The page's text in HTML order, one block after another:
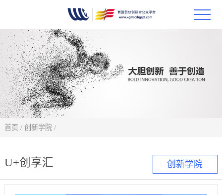
政策
合作
创新学院
首页 / 创新学院 /
U+创享汇